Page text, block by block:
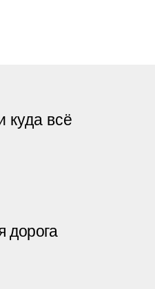
куда всё
дорога